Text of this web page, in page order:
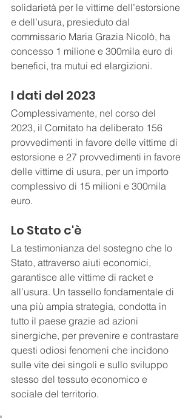
solidarietà per le vittime dell’estorsione
e dell’usura, presieduto dal
commissario Maria Grazia Nicolò, ha
concesso 1 milione e 300mila euro di
benefici, tra mutui ed elargizioni.
I dati del 2023
Complessivamente, nel corso del
2023, il Comitato ha deliberato 156
provvedimenti in favore delle vittime di
estorsione e 27 provvedimenti in favore
delle vittime di usura, per un importo
complessivo di 15 milioni e 300mila
euro.
Lo Stato c'è
La testimonianza del sostegno che lo
Stato, attraverso aiuti economici,
garantisce alle vittime di racket e
all’usura. Un tassello fondamentale di
una più ampia strategia, condotta in
tutto il paese grazie ad azioni
sinergiche, per prevenire e contrastare
questi odiosi fenomeni che incidono
sulle vite dei singoli e sullo sviluppo
stesso del tessuto economico e
sociale del territorio.